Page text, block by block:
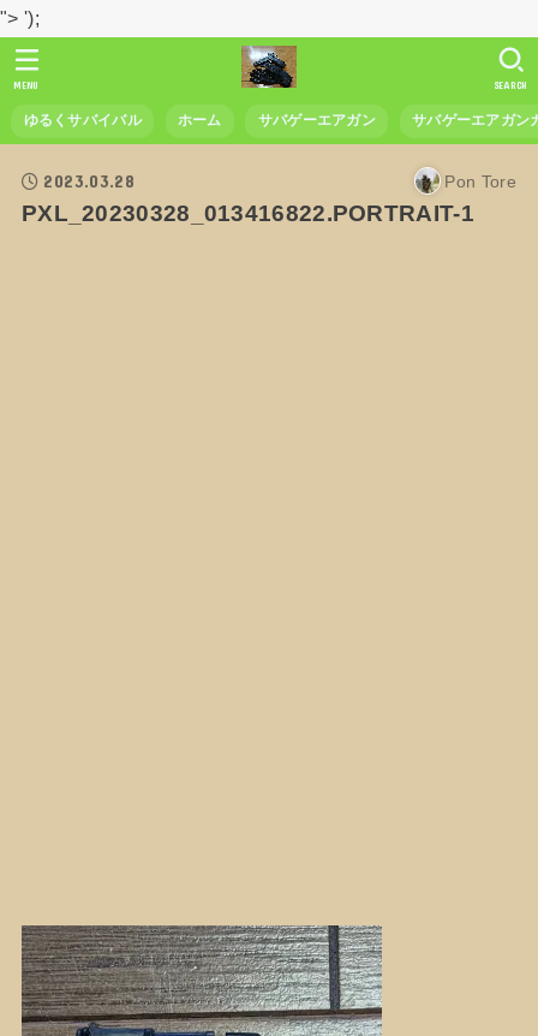
"> ');
ゆるくサバイバル ホーム サバゲーエアガン サバゲーエアガン
SEARCH
MENU
2023.03.28 Pon Tore
PXL_20230328_013416822.PORTRAIT-1